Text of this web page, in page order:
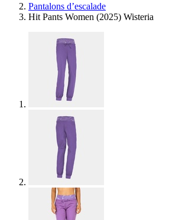
Pantalons d’escalade
Hit Pants Women (2025) Wisteria